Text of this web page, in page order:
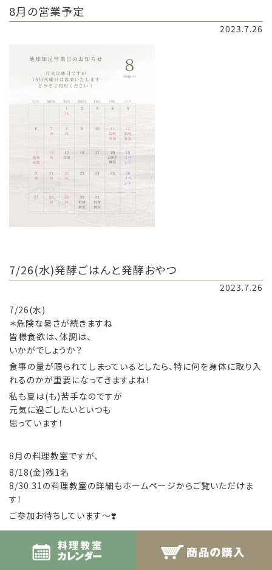
8月の営業予定
2023.7.26
7/26(水)発酵ごはんと発酵おやつ
2023.7.26
7/26(水)
＊危険な暑さが続きますね
皆様食欲は、体調は、
いかがでしょうか？
食事の量が限られてしまっているとしたら、特に何を身体に取り入
れるのかが重要になってきますよね！
私も夏は(も)苦手なのですが
元気に過ごしたいといつも
思っています！
8月の料理教室ですが、
8/18(金)残1名
8/30.31の料理教室の詳細もホームページからご覧いただけま
す！
ご参加お待ちしています〜❣️